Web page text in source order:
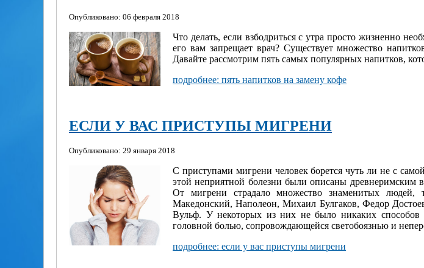
Опубликовано: 06 февраля 2018
Что делать, если взбодриться с утра просто жизненно
его вам запрещает врач? Существует множество
Давайте рассмотрим пять самых популярных напитков,
подробнее: пять напитков на замену кофе
ЕСЛИ У ВАС ПРИСТУПЫ МИГРЕНИ
Опубликовано: 29 января 2018
С приступами мигрени человек борется чуть ли не с
этой неприятной болезни были описаны древнеримским
От мигрени страдало множество знаменитых
Македонский, Наполеон, Михаил Булгаков, Федор
Вульф. У некоторых из них не было никаких способов
головной болью, сопровождающейся светобоязнью и
подробнее: если у вас приступы мигрени